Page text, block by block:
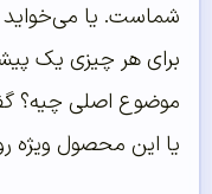
شماست. یا
برای هر چیزی یک
موضوع اصلی چیه؟
یا این محصول ویژه